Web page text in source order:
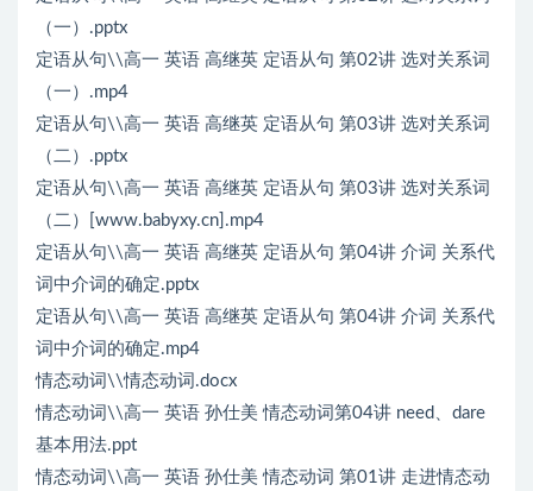
（一）.pptx
定语从句\\高一 英语 高继英 定语从句 第02讲 选对关系词
（一）.mp4
定语从句\\高一 英语 高继英 定语从句 第03讲 选对关系词
（二）.pptx
定语从句\\高一 英语 高继英 定语从句 第03讲 选对关系词
（二）[www.babyxy.cn].mp4
定语从句\\高一 英语 高继英 定语从句 第04讲 介词 关系代
词中介词的确定.pptx
定语从句\\高一 英语 高继英 定语从句 第04讲 介词 关系代
词中介词的确定.mp4
情态动词\\情态动词.docx
情态动词\\高一 英语 孙仕美 情态动词第04讲 need、dare
基本用法.ppt
情态动词\\高一 英语 孙仕美 情态动词 第01讲 走进情态动